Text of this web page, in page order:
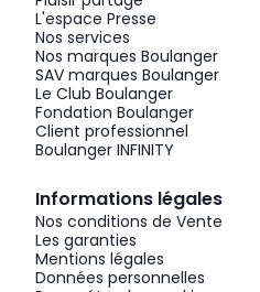
L'espace Presse
Nos services
Nos marques Boulanger
SAV marques Boulanger
Le Club Boulanger
Fondation Boulanger
Client professionnel
Boulanger INFINITY
Informations légales
Nos conditions de Vente
Les garanties
Mentions légales
Données personnelles